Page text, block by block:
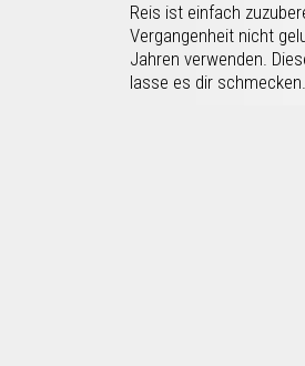
Reis ist einfach
Vergangenheit nicht
Jahren verwenden.
lasse es dir schmecken.